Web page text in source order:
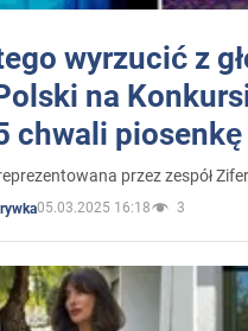
wyrzucić z
na
chwali
przez zespół
05.03.2025 16:18 3